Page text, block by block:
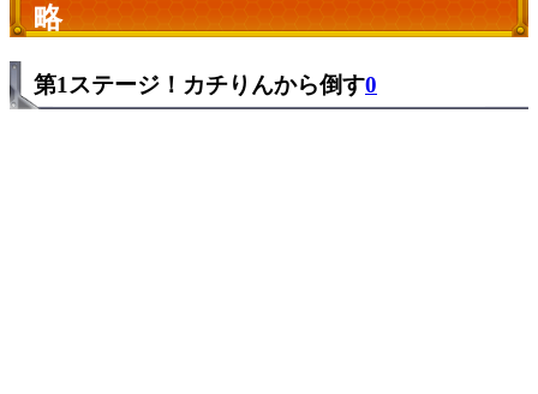
略
第1ステージ！カチりんから倒す0